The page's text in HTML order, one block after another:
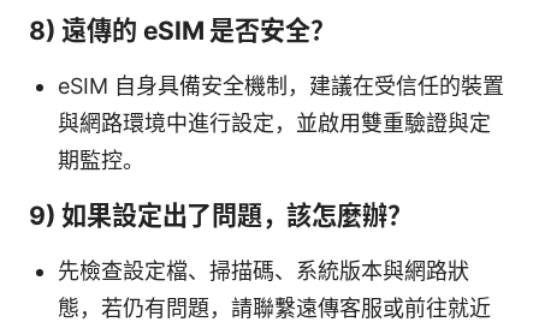
8) 遠傳的 eSIM 是否安全？
eSIM 自身具備安全機制，建議在受信任的裝置
與網路環境中進行設定，並啟用雙重驗證與定
期監控。
9) 如果設定出了問題，該怎麼辦？
先檢查設定檔、掃描碼、系統版本與網路狀
態，若仍有問題，請聯繫遠傳客服或前往就近